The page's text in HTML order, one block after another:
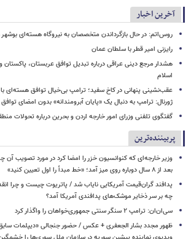
آخرین اخبار
روس‌اتم: در حال بازگرداندن متخصصان به نیروگاه هسته‌ای
رایزنی امیر قطر با سلطان عمان
هشدار مرجع دینی عراقی درباره تبدیل توافق عربستان،
اسلام
عقب‌نشینی پنهانی در کاخ سفید؛ ترامپ بی‌خیال توافق هسته‌ای
ژورنال: ترامپ به دنبال یک «پایان آبرومندانه» بدون امضای توافق
گفتگوی تلفنی وزرای امور خارجه اردن و بحرین درباره تحولات
پربیننده‌ترین
وزیر خارجه‌ای که کنوانسیون خزر را امضا کرد در مورد تصویب
بعد از ۸ سال دوباره روی میز آمد؛ «خط مبدأ را اول تعیین کنید»
پدافند گران‌قیمت آمریکایی نایاب شد / پاتریوت چیست و چرا
چه بر سر ذخایر موشک‌های پدافندی آمریکا آمد؟
سی‌ان‌ان: ترامپ ۲ سنگر سنتی جمهوری‌خواهان را واگذار کرد
ظهور مجدد بشار الجعفری + عکس / حضور جنجالی «دیپلمات